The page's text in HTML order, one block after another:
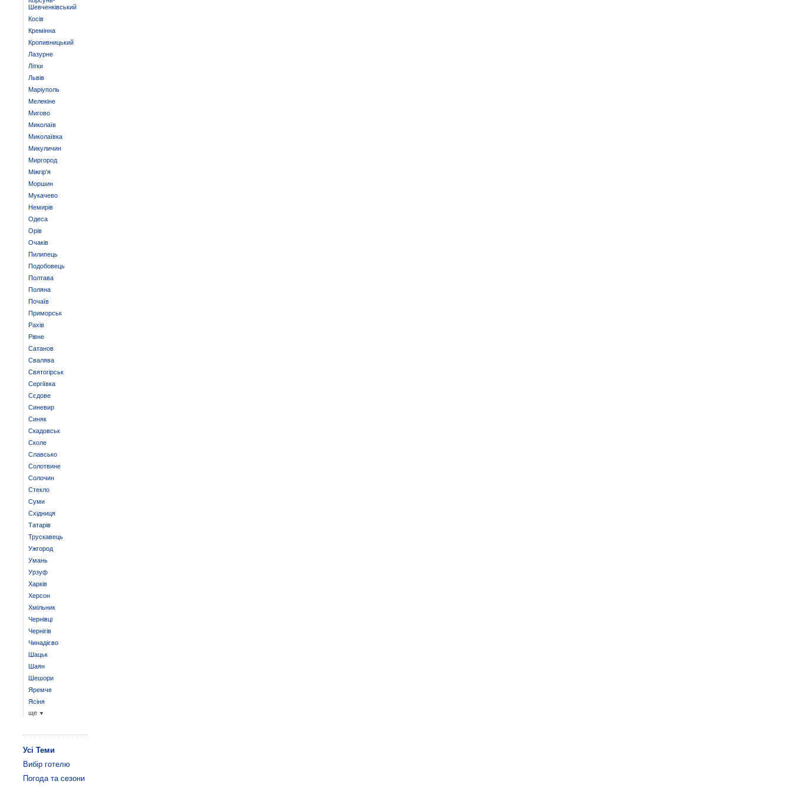
Шевченківський
Косів
Кремінна
Кропивницький
Лазурне
Літки
Львів
Маріуполь
Мелекіне
Мигово
Миколаїв
Миколаївка
Микуличин
Миргород
Міжгір'я
Моршин
Мукачево
Немирів
Одеса
Орів
Очаків
Пилипець
Подобовець
Полтава
Поляна
Почаїв
Приморськ
Рахів
Рівне
Сатанов
Свалява
Святогірськ
Сергіївка
Сєдове
Синевир
Синяк
Скадовськ
Сколе
Славсько
Солотвине
Солочин
Стекло
Суми
Східниця
Татарів
Трускавець
Ужгород
Умань
Урзуф
Харків
Херсон
Хмільник
Чернівці
Чернігів
Чинадієво
Шацьк
Шаян
Шешори
Яремче
Ясіня
ще ▼
Усі Теми
Вибір готелю
Погода та сезони